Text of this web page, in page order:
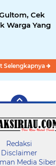
Cek
Warga Yang
Selengkapnya
Redaksi
Disclaimer
Media Siber